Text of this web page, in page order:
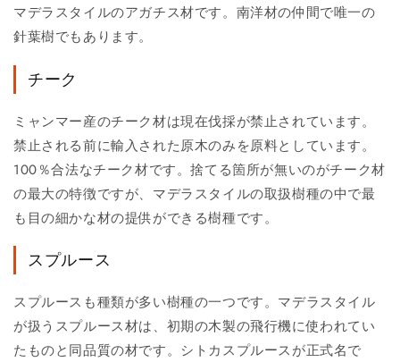
マデラスタイルのアガチス材です。南洋材の仲間で唯一の
針葉樹でもあります。
チーク
ミャンマー産のチーク材は現在伐採が禁止されています。
禁止される前に輸入された原木のみを原料としています。
100％合法なチーク材です。捨てる箇所が無いのがチーク材
の最大の特徴ですが、マデラスタイルの取扱樹種の中で最
も目の細かな材の提供ができる樹種です。
スプルース
スプルースも種類が多い樹種の一つです。マデラスタイル
が扱うスプルース材は、初期の木製の飛行機に使われてい
たものと同品質の材です。シトカスプルースが正式名で